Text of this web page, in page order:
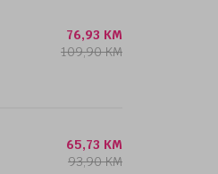
76,93 KM
109,90KM
65,73 KM
93,90KM